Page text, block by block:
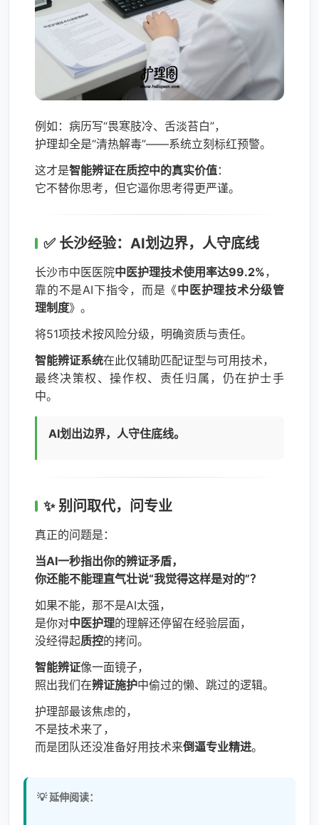
例如：病历写“畏寒肢冷、舌淡苔白”，
护理却全是“清热解毒”——系统立刻标红预警。
这才是智能辨证在质控中的真实价值：
它不替你思考，但它逼你思考得更严谨。
✅ 长沙经验：AI划边界，人守底线
长沙市中医医院中医护理技术使用率达99.2%，
靠的不是AI下指令，而是《中医护理技术分级管
理制度》。
将51项技术按风险分级，明确资质与责任。
智能辨证系统在此仅辅助匹配证型与可用技术，
最终决策权、操作权、责任归属，仍在护士手
中。
AI划出边界，人守住底线。
✨ 别问取代，问专业
真正的问题是：
当AI一秒指出你的辨证矛盾，
你还能不能理直气壮说“我觉得这样是对的”？
如果不能，那不是AI太强，
是你对中医护理的理解还停留在经验层面，
没经得起质控的拷问。
智能辨证像一面镜子，
照出我们在辨证施护中偷过的懒、跳过的逻辑。
护理部最该焦虑的，
不是技术来了，
而是团队还没准备好用技术来倒逼专业精进。
💡 延伸阅读：